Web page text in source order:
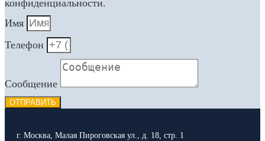
конфиденциальности.
Имя
Телефон
Сообщение
ОТПРАВИТЬ
г. Москва, Малая Пироговская ул., д. 18, стр. 1